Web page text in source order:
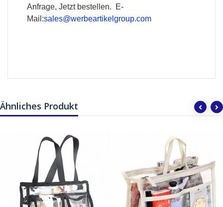
Anfrage, Jetzt bestellen. E-
Mail:sales@werbeartikelgroup.com
Ähnliches Produkt